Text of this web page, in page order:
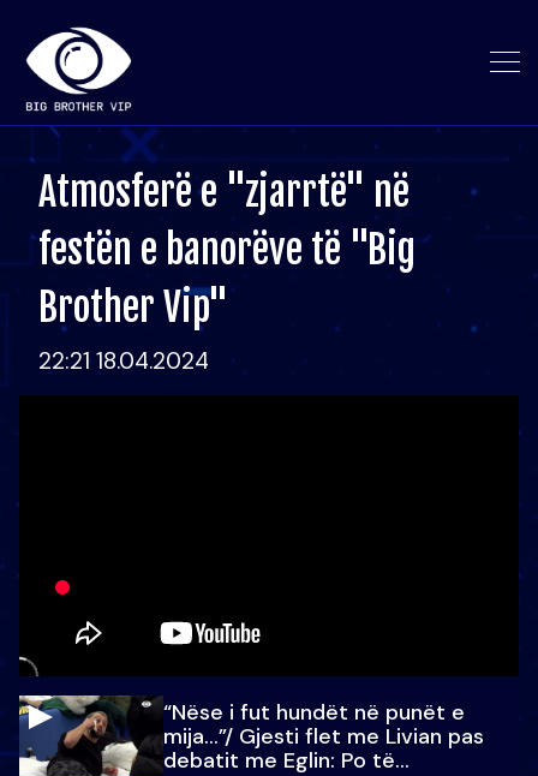
Atmosferë e "zjarrtë" në
festën e banorëve të "Big
Brother Vip"
22:21 18.04.2024
“Nëse i fut hundët në punët e
mija…”/ Gjesti flet me Livian pas
debatit me Eglin: Po të